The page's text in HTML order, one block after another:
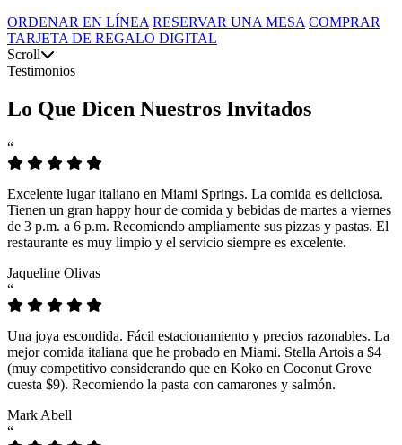
ORDENAR EN LÍNEA RESERVAR UNA MESA COMPRAR
TARJETA DE REGALO DIGITAL
Scroll
Testimonios
Lo Que Dicen Nuestros Invitados
“
Excelente lugar italiano en Miami Springs. La comida es deliciosa.
Tienen un gran happy hour de comida y bebidas de martes a viernes
de 3 p.m. a 6 p.m. Recomiendo ampliamente sus pizzas y pastas. El
restaurante es muy limpio y el servicio siempre es excelente.
Jaqueline Olivas
“
Una joya escondida. Fácil estacionamiento y precios razonables. La
mejor comida italiana que he probado en Miami. Stella Artois a $4
(muy competitivo considerando que en Koko en Coconut Grove
cuesta $9). Recomiendo la pasta con camarones y salmón.
Mark Abell
“